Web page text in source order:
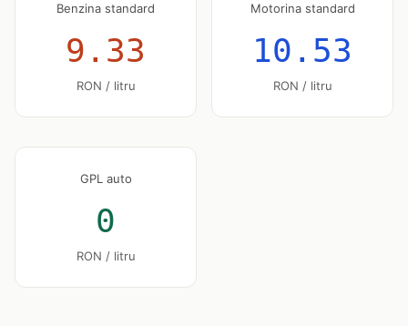
Benzina standard
9.33
RON / litru
Motorina standard
10.53
RON / litru
GPL auto
0
RON / litru